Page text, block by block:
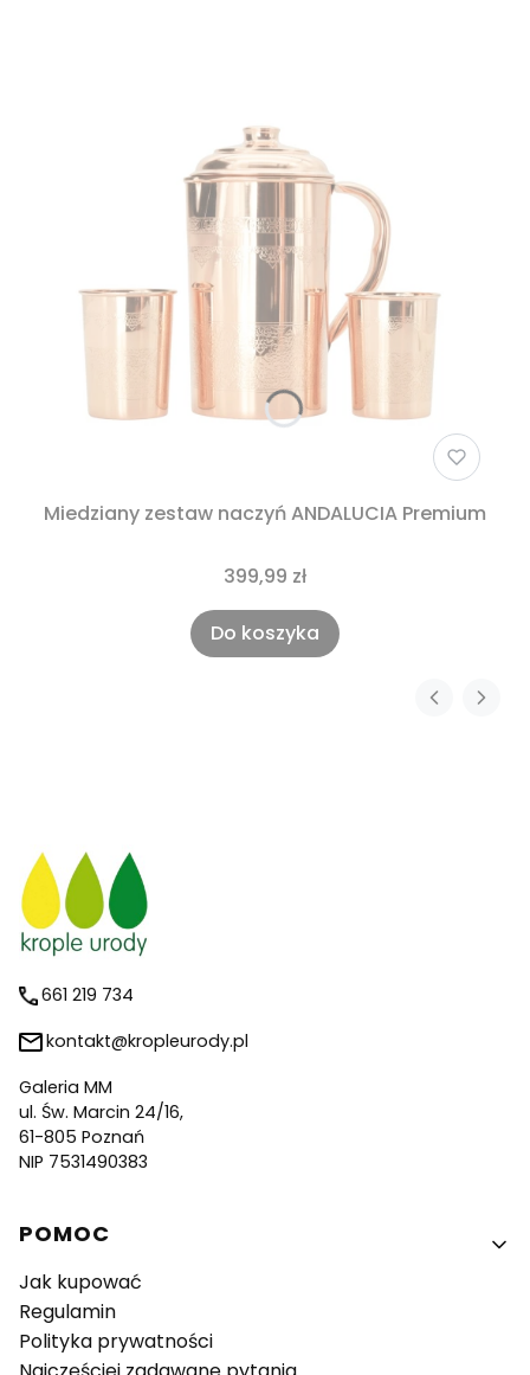
Miedziany zestaw naczyń ANDALUCIA Premium
399,99 zł
Do koszyka
661 219 734
kontakt@kropleurody.pl
Galeria MM
ul. Św. Marcin 24/16,
61-805 Poznań
NIP 7531490383
Linki w stopce
POMOC
Jak kupować
Regulamin
Polityka prywatności